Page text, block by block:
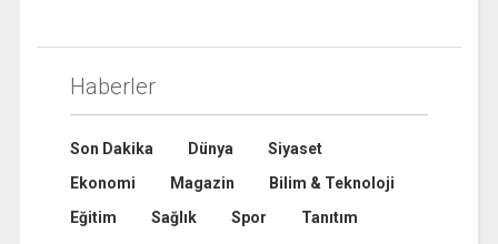
Haberler
Son Dakika Dünya
Siyaset
Ekonomi
Magazin
Bilim & Teknoloji
Eğitim
Sağlık Spor Tanıtım